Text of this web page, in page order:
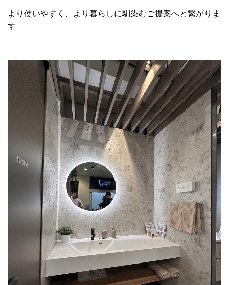
より使いやすく、より暮らしに馴染むご提案へと繋がりま
す